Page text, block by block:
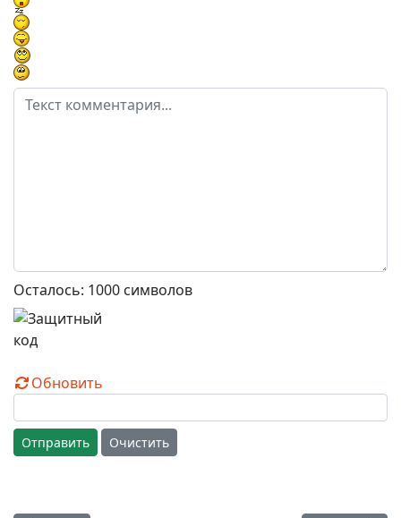
Осталось: 1000 символов
Обновить
Отправить Очистить